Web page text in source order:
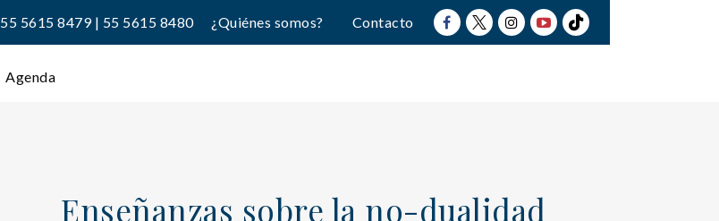
55 5615 8479 | 55 5615 8480 ¿Quiénes somos? Contacto
Agenda
Enseñanzas sobre la no-dualidad